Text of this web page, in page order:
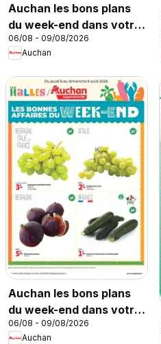
Auchan les bons plans
du week-end dans votre
hyper
06/08 - 09/08/2026
Auchan
Auchan les bons plans
du week-end dans votre
super
06/08 - 09/08/2026
Auchan